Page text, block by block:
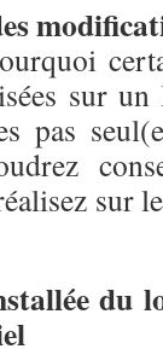
sur
pas
sur
du